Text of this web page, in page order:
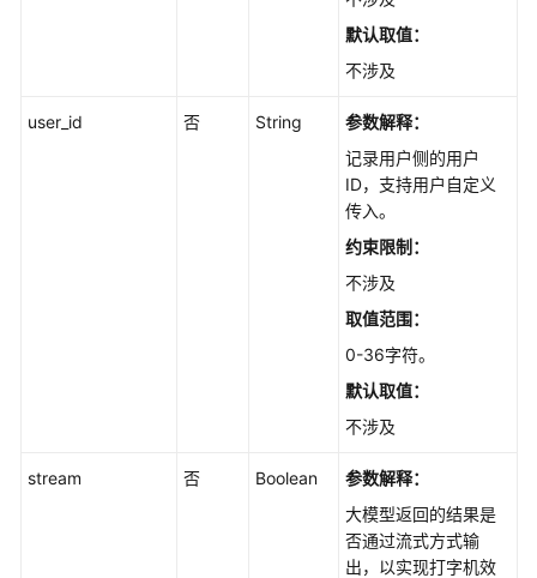
默认取值：
不涉及
user_id 否 String
参数解释：
记录用户侧的用户
ID，支持用户自定义
传入。
约束限制：
不涉及
取值范围：
0-36字符。
默认取值：
不涉及
stream 否 Boolean
参数解释：
大模型返回的结果是
否通过流式方式输
出，以实现打字机效